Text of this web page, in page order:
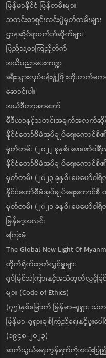
မြန်မာနိုင်ငံ ပြန်တမ်းများ
သတင်းစာရှင်းလင်းပွဲမှတ်တမ်းများ
ဌာနဆိုင်ရာဝက်ဘ်ဆိုက်များ
ပြည်သူ့စာကြည့်တိုက်
အသိပညာပေးကဏ္ဍ
ခရီးသွားလုပ်ငန်းဖွံ့ဖြိုးတိုးတက်မှု
ဆောင်းပါး
အယ်ဒီတာ့အာဘော်
မီဒီယာနှင့်သတင်းအချက်အလက်ဆို
နိုင်ငံတော်စီမံအုပ်ချုပ်ရေးကောင်
မှတ်တမ်း (၂၀၂၂ ခုနှစ်၊ ဖေဖော်ဝါ
နိုင်ငံတော်စီမံအုပ်ချုပ်ရေးကောင်
မှတ်တမ်း (၂၀၂၃ ခုနှစ်၊ ဖေဖော်ဝါ
နိုင်ငံတော်စီမံအုပ်ချုပ်ရေးကော
မှတ်တမ်း (၂၀၂၁ ခုနှစ်၊ ဖေဖော်ဝါ
မြန်မာ့အလင်း
ကြေးမုံ
The Global New Light Of
တိုက်ရိုက်ထုတ်လွှင့်မှုများ
ရုပ်မြင်သံကြားနှင့်အသံထုတ်လွှင့်ခ
များ (Code of Ethics)
(၇၅)နှစ်မြောက် မြန်မာ-ရုရှ
မြန်မာ-ရုရှားချစ်ကြည်ရေးနှင့်ပူ
(၁၉၄၈-၂၀၂၃)
ဆက်သွယ်ရေးကွန်ရက်ကိုအသုံးပြု၍